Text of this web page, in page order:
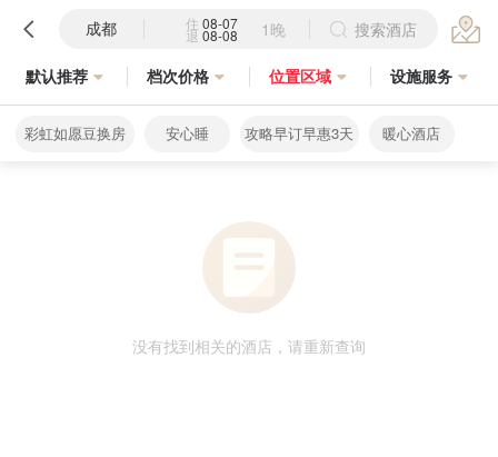
成都 住 08-07
退 08-08 1晚 搜索酒店
默认推荐 档次价格 位置区域 设施服务
彩虹如愿豆换房 安心睡 攻略早订早惠3天 暖心酒店
没有找到相关的酒店，请重新查询